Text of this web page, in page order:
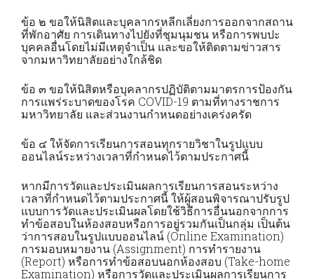
ข้อ ๒ ขอให้นิสิตและบุคลากรหลีกเลี่ยงการออกจากสถาน
ที่พักอาศัย การเดินทางไปยังที่ชุมนุมชน หรือการพบปะ
บุคคลอื่นโดยไม่มีเหตุจำเป็น และขอให้ติดตามข่าวสาร
จากมหาวิทยาลัยอย่างใกล้ชิด
ข้อ ๓ ขอให้นิสิตหรือบุคลากรปฏิบัติตามมาตรการป้องกัน
การแพร่ระบาดของโรค COVID-19 ตามที่ทางราชการ
มหาวิทยาลัย และส่วนงานกำหนดอย่างเคร่งครัด
ข้อ ๔ ให้จัดการเรียนการสอนทุกรายวิชาในรูปแบบ
ออนไลน์ระหว่างเวลาที่กำหนดไว้ตามประกาศนี้
หากมีการวัดและประเมินผลการเรียนการสอนระหว่าง
เวลาที่กำหนดไว้ตามประกาศนี้ ให้ผู้สอนพิจารณาปรับรูป
แบบการวัดและประเมินผลโดยใช้วิธีการอื่นนอกจากการ
ทำข้อสอบในห้องสอบหรือการอยู่รวมกันเป็นกลุ่ม เป็นต้น
ว่าการสอบในรูปแบบออนไลน์ (Online Examination)
การมอบหมายงาน (Assignment) การทำรายงาน
(Report) หรือการทำข้อสอบนอกห้องสอบ (Take-home
Examination) หรือการวัดและประเมินผลการเรียนการ